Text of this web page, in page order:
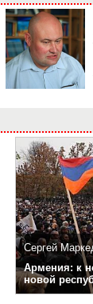
Сергей
Армения: к
новой